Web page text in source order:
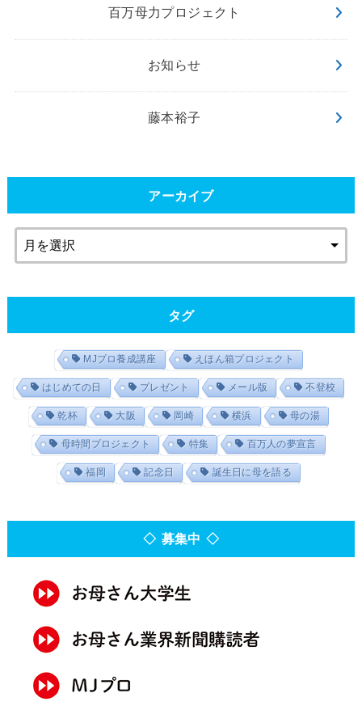
百万母力プロジェクト
お知らせ
藤本裕子
アーカイブ
タグ
MJプロ養成講座 えほん箱プロジェクト
はじめての日 プレゼント メール版 不登校
乾杯 大阪 岡崎 横浜 母の湯
母時間プロジェクト 特集 百万人の夢宣言
福岡 記念日 誕生日に母を語る
◇ 募集中 ◇